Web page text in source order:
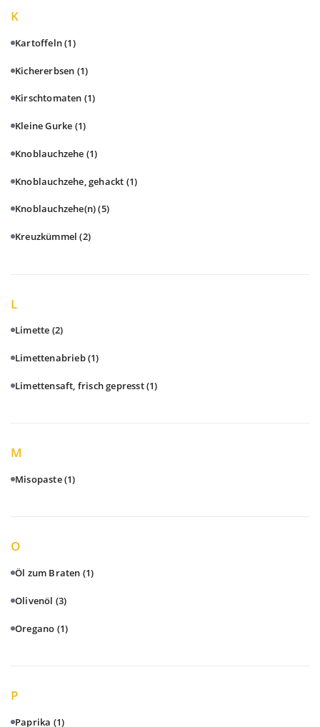
K
Kartoffeln(1)
Kichererbsen (1)
Kirschtomaten (1)
Kleine Gurke (1)
Knoblauchzehe (1)
Knoblauchzehe, gehackt (1)
Knoblauchzehe(n)(5)
Kreuzkümmel(2)
L
Limette (2)
Limettenabrieb(1)
Limettensaft, frisch gepresst(1)
M
Misopaste(1)
O
Öl zum Braten (1)
Olivenöl (3)
Oregano (1)
P
Paprika (1)